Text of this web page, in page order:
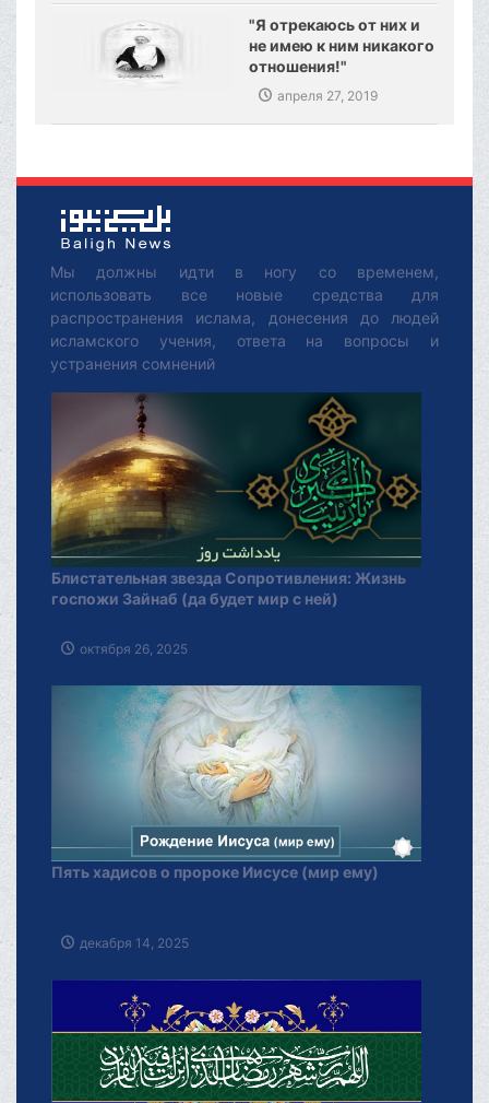
"Я отрекаюсь от них и
не имею к ним никакого
отношения!"
апреля 27, 2019
Мы должны идти в ногу со временем,
использовать все новые средства для
распространения ислама, донесения до людей
исламского учения, ответа на вопросы и
устранения сомнений
Блистательная звезда Сопротивления: Жизнь
госпожи Зайнаб (да будет мир с ней)
октября 26, 2025
Пять хадисов о пророке Иисусе (мир ему)
декабря 14, 2025